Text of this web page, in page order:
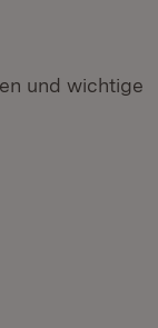
und wichtige